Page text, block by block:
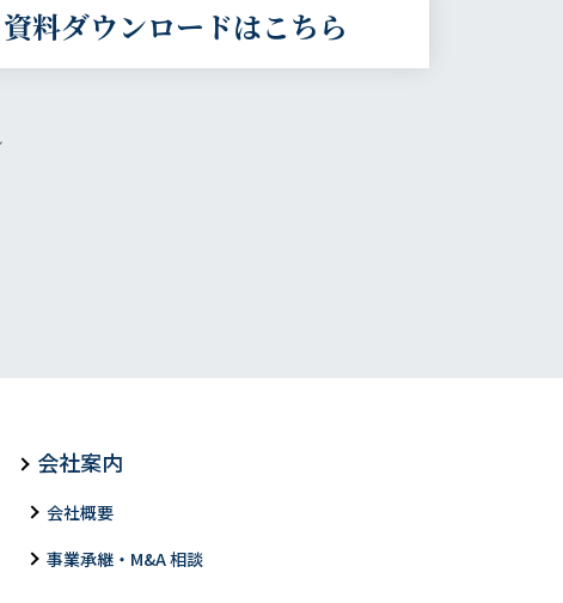
料ダウンロードはこちら
会社案内
会社概要
事業承継・M&A 相談